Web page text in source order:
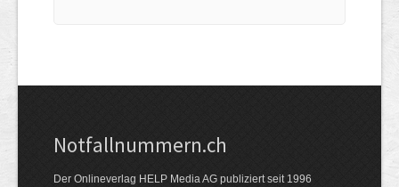
Notfallnummern.ch
Der Onlineverlag HELP Media AG publiziert seit 1996